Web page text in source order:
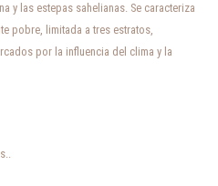
y las estepas sahelianas. Se caracteriza
pobre, limitada a tres estratos,
por la influencia del clima y la